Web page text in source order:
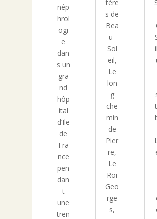
nép
hrol
ogi
e
dan
s un
gra
nd
hôp
ital
d’Ile
de
Fra
nce
pen
dan
t
une
tren
tère
s de
Bea
u-
Sol
eil,
Le
lon
g
che
min
de
Pier
re,
Le
Roi
Geo
rge
s,